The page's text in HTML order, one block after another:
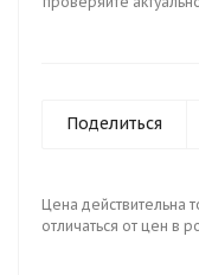
Поделиться
Цена действительна
отличаться от цен в